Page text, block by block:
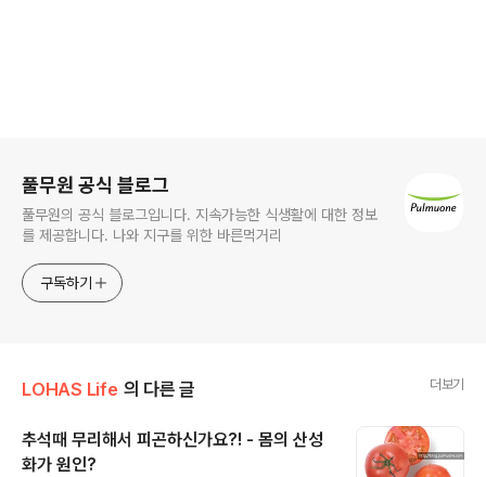
풀무원 공식 블로그
풀무원의 공식 블로그입니다. 지속가능한 식생활에 대한 정보
를 제공합니다. 나와 지구를 위한 바른먹거리
구독하기
LOHAS Life 의 다른 글 더보기
추석때 무리해서 피곤하신가요?! - 몸의 산성
화가 원인?